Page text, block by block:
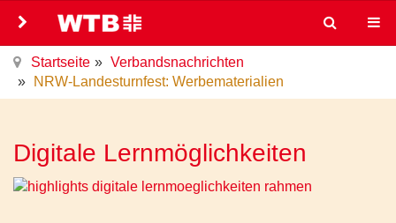
Startseite
Verbandsnachrichten
NRW-Landesturnfest: Werbematerialien
Digitale Lernmöglichkeiten